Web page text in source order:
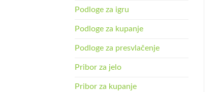
Podloge za igru
Podloge za kupanje
Podloge za presvlačenje
Pribor za jelo
Pribor za kupanje